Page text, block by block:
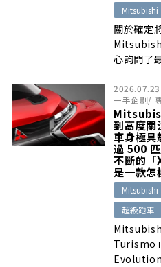
Mitsubishi
關於確定
心詢問了
2026.07.23
一手企劃/
到高度關
車身極具
過 500
不斷的「
是一款怎
Mitsubishi
超級跑車
Turismo